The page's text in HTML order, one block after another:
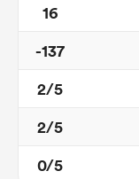
16
-137
2/5
2/5
0/5